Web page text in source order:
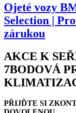
Ojeté vozy
Selection |
zárukou
AKCE K
7BODOVÁ
PŘIJĎTE SI